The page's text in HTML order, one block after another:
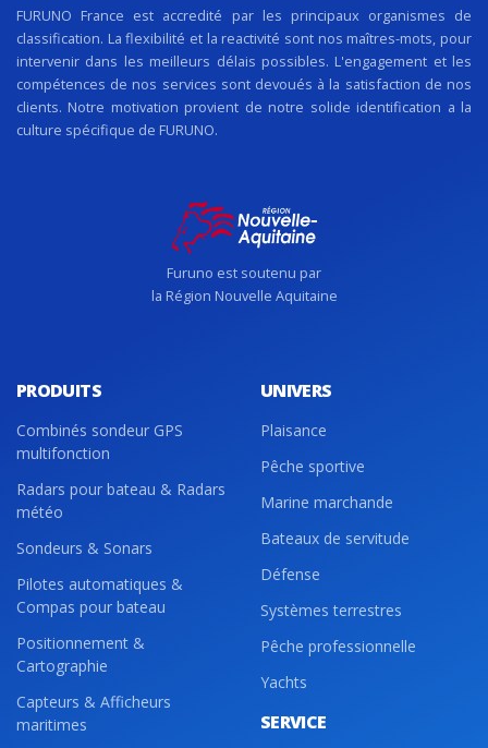
FURUNO France est accredité par les principaux organismes de
classification. La flexibilité et la reactivité sont nos maîtres-mots, pour
intervenir dans les meilleurs délais possibles. L'engagement et les
compétences de nos services sont devoués à la satisfaction de nos
clients. Notre motivation provient de notre solide identification a la
culture spécifique de FURUNO.
Furuno est soutenu par
la Région Nouvelle Aquitaine
PRODUITS
Combinés sondeur GPS
multifonction
Radars pour bateau & Radars
météo
Sondeurs & Sonars
Pilotes automatiques &
Compas pour bateau
Positionnement &
Cartographie
Capteurs & Afficheurs
maritimes
UNIVERS
Plaisance
Pêche sportive
Marine marchande
Bateaux de servitude
Défense
Systèmes terrestres
Pêche professionnelle
Yachts
SERVICE